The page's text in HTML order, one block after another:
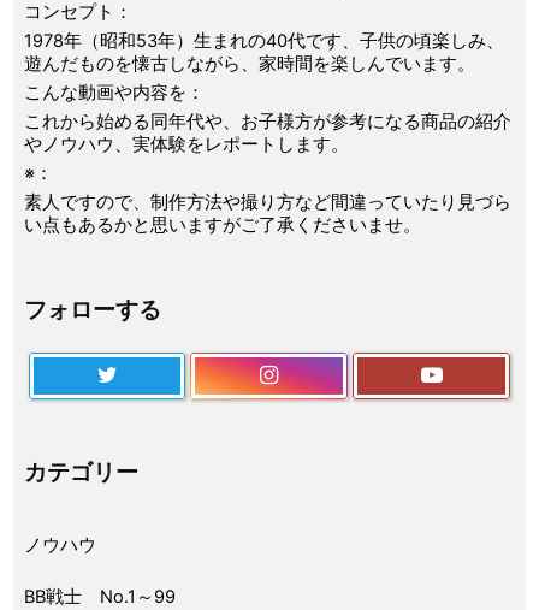
コンセプト：
1978年（昭和53年）生まれの40代です、子供の頃楽しみ、
遊んだものを懐古しながら、家時間を楽しんでいます。
こんな動画や内容を：
これから始める同年代や、お子様方が参考になる商品の紹介
やノウハウ、実体験をレポートします。
※：
素人ですので、制作方法や撮り方など間違っていたり見づら
い点もあるかと思いますがご了承くださいませ。
フォローする
カテゴリー
ノウハウ
BB戦士 No.1～99